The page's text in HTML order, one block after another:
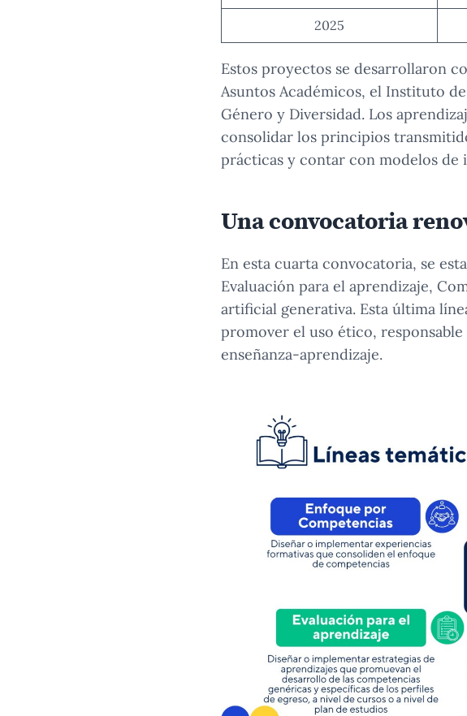
2025
Estos proyectos se desarrollaron
Asuntos Académicos, el Instituto
Género y Diversidad. Los
consolidar los principios
prácticas y contar con modelos de
Una convocatoria
En esta cuarta convocatoria, se
Evaluación para el aprendizaje,
artificial generativa. Esta última
promover el uso ético,
enseñanza-aprendizaje.